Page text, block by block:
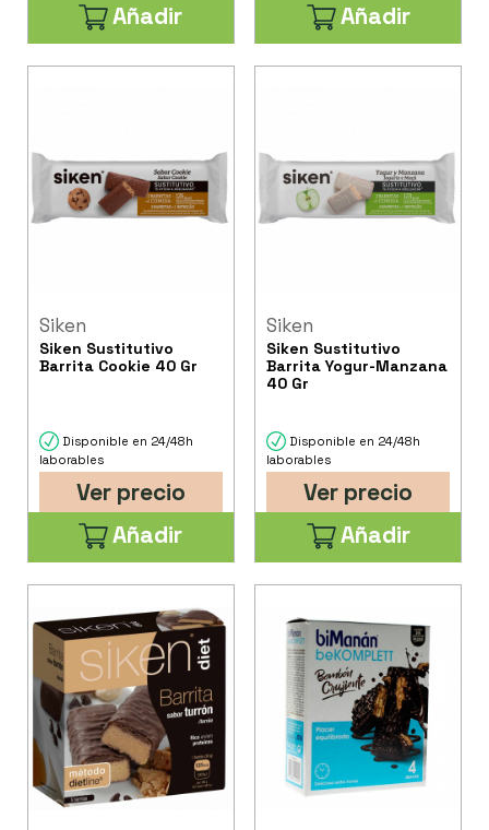
Añadir
Añadir
Siken
Siken Sustitutivo
Barrita Cookie 40 Gr
Disponible en 24/48h
laborables
Ver precio
Añadir
Siken
Siken Sustitutivo
Barrita Yogur-Manzana
40 Gr
Disponible en 24/48h
laborables
Ver precio
Añadir